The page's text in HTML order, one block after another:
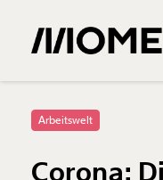
0Treffer
Arbeitswelt
Corona: